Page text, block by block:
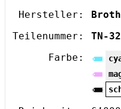
Hersteller:
Teilenummer:
TN-
Farbe: